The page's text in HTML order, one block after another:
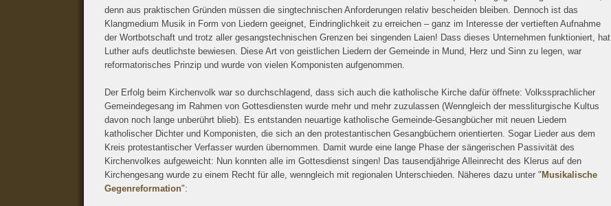
denn aus praktischen Gründen müssen die singtechnischen Anforderungen relativ bescheiden bleiben. Dennoch ist das
Klangmedium Musik in Form von Liedern geeignet, Eindringlichkeit zu erreichen – ganz im Interesse der vertieften Aufnahme
der Wortbotschaft und trotz aller gesangstechnischen Grenzen bei singenden Laien! Dass dieses Unternehmen funktioniert, hat
Luther aufs deutlichste bewiesen. Diese Art von geistlichen Liedern der Gemeinde in Mund, Herz und Sinn zu legen, war
reformatorisches Prinzip und wurde von vielen Komponisten aufgenommen.
Der Erfolg beim Kirchenvolk war so durchschlagend, dass sich auch die katholische Kirche dafür öffnete: Volkssprachlicher
Gemeindegesang im Rahmen von Gottesdiensten wurde mehr und mehr zuzulassen (Wenngleich der messliturgische Kultus
davon noch lange unberührt blieb). Es entstanden neuartige katholische Gemeinde-Gesangbücher mit neuen Liedern
katholischer Dichter und Komponisten, die sich an den protestantischen Gesangbüchern orientierten. Sogar Lieder aus dem
Kreis protestantischer Verfasser wurden übernommen. Damit wurde eine lange Phase der sängerischen Passivität des
Kirchenvolkes aufgeweicht: Nun konnten alle im Gottesdienst singen! Das tausendjährige Alleinrecht des Klerus auf den
Kirchengesang wurde zu einem Recht für alle, wenngleich mit regionalen Unterschieden. Näheres dazu unter " Musikalische
Gegenreformation":